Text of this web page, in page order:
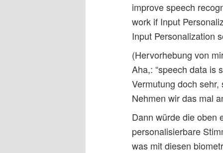
improve speech
work if Input
Input Personalization
(Hervorhebung von
Aha,: “speech data is
Vermutung doch
Nehmen wir das mal
Dann würde die oben
personalisierbare
was mit diesen